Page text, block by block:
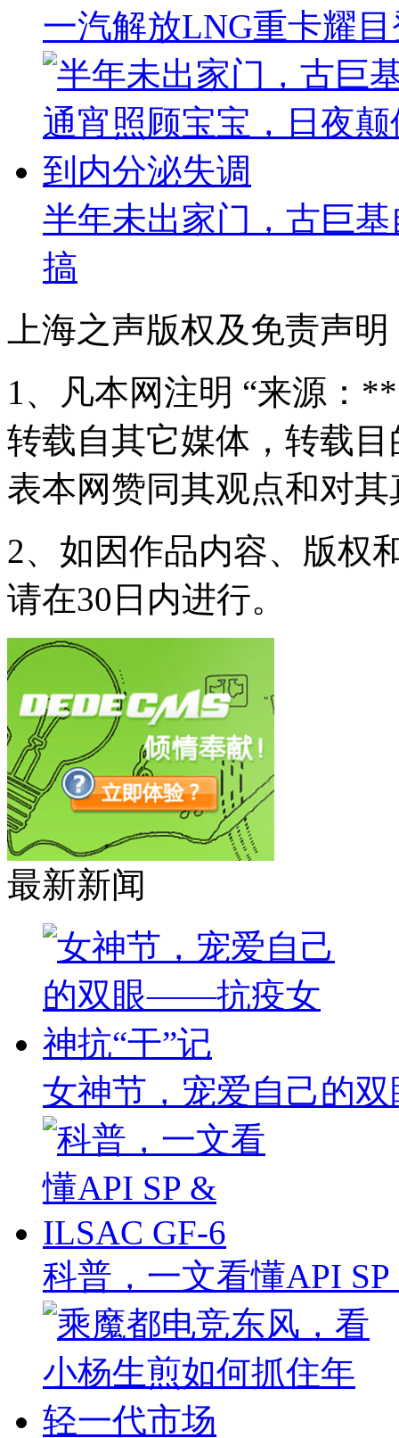
一汽解放LNG重卡耀
半年未出家门，古巨
搞
上海之声版权及免责声明
1、凡本网注明 “来源：
转载自其它媒体，转载
表本网赞同其观点和对
2、如因作品内容、版权
请在30日内进行。
最新新闻
女神节，宠爱自己的
科普，一文看懂API